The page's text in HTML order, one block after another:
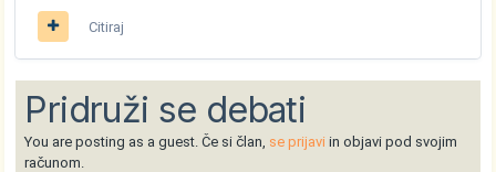
Citiraj
Pridruži se debati
You are posting as a guest. Če si član, se prijavi in objavi pod svojim
računom.